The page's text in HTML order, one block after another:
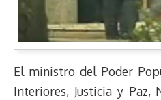
El ministro del Poder
Interiores, Justicia y Paz,